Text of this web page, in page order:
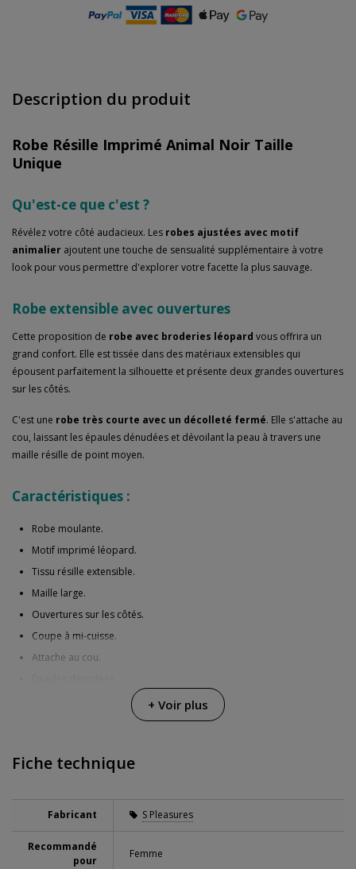
Description du produit
Robe Résille Imprimé Animal Noir Taille
Unique
Qu'est-ce que c'est ?
Révélez votre côté audacieux. Les robes ajustées avec motif
animalier ajoutent une touche de sensualité supplémentaire à votre
look pour vous permettre d'explorer votre facette la plus sauvage.
Robe extensible avec ouvertures
Cette proposition de robe avec broderies léopard vous offrira un
grand confort. Elle est tissée dans des matériaux extensibles qui
épousent parfaitement la silhouette et présente deux grandes ouvertures
sur les côtés.
C'est une robe très courte avec un décolleté fermé. Elle s'attache au
cou, laissant les épaules dénudées et dévoilant la peau à travers une
maille résille de point moyen.
Caractéristiques :
Robe moulante.
Motif imprimé léopard.
Tissu résille extensible.
Maille large.
Ouvertures sur les côtés.
Coupe à mi-cuisse.
Attache au cou.
+ Voir plus
Fiche technique
Fabricant S Pleasures
Recommandé
pour
Femme